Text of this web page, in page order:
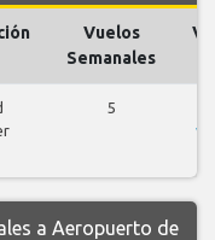
Vuelos
Semanales
5
a Aeropuerto de